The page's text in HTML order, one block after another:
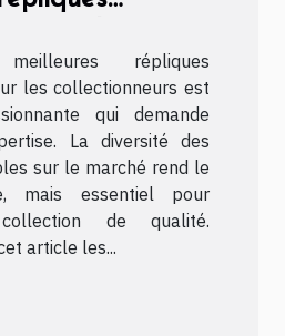
?
répliques
les collectionneurs est
qui demande
La diversité des
sur le marché rend le
mais essentiel pour
de qualité.
article les...